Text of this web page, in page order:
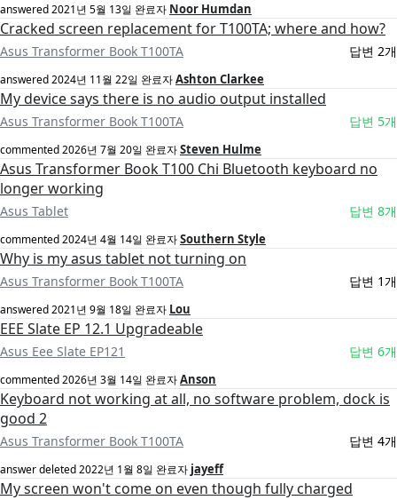
answered2021년 5월 13일 완료자 Noor Humdan
Cracked screen replacement for T100TA; where and how?
Asus Transformer Book T100TA 답변 2개
answered2024년 11월 22일 완료자Ashton Clarkee
My device says there is no audio output installed
Asus Transformer Book T100TA 답변 5개
commented2026년 7월 20일 완료자Steven Hulme
Asus Transformer Book T100 Chi Bluetooth keyboard no
longer working
Asus Tablet 답변 8개
commented2024년 4월 14일 완료자Southern Style
Why is my asus tablet not turning on
Asus Transformer Book T100TA 답변 1개
answered2021년 9월 18일 완료자 Lou
EEE Slate EP 12.1 Upgradeable
Asus Eee Slate EP121 답변 6개
commented2026년 3월 14일 완료자Anson
Keyboard not working at all, no software problem, dock is
good 2
Asus Transformer Book T100TA 답변 4개
answer deleted2022년 1월 8일 완료자 jayeff
My screen won't come on even though fully charged